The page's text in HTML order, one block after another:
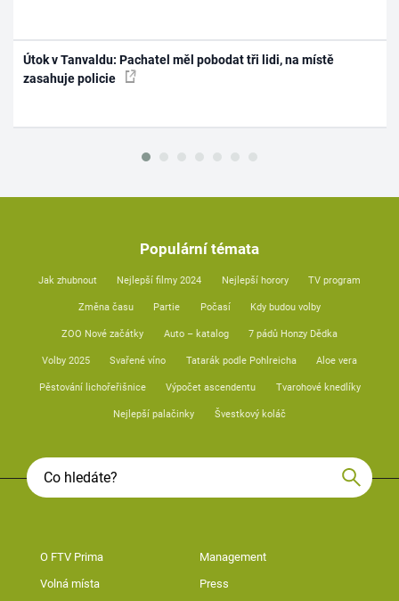
Útok v Tanvaldu: Pachatel měl pobodat tři lidi, na místě
zasahuje policie
Populární témata
Jak zhubnout Nejlepší filmy 2024 Nejlepší horory TV program
Změna času Partie Počasí Kdy budou volby
ZOO Nové začátky Auto – katalog 7 pádů Honzy Dědka
Volby 2025 Svařené víno Tatarák podle Pohlreicha Aloe vera
Pěstování lichořeřišnice Výpočet ascendentu Tvarohové knedlíky
Nejlepší palačinky Švestkový koláč
O FTV Prima Management
Volná místa Press